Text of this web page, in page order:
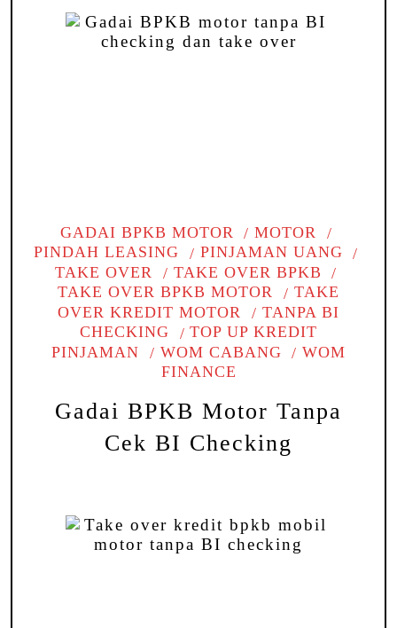
GADAI BPKB MOTOR
MOTOR
PINDAH LEASING
PINJAMAN UANG
TAKE OVER
TAKE OVER BPKB
TAKE OVER BPKB MOTOR
TAKE
OVER KREDIT MOTOR
TANPA BI
CHECKING
TOP UP KREDIT
PINJAMAN
WOM CABANG
WOM
FINANCE
Gadai BPKB Motor Tanpa
Cek BI Checking